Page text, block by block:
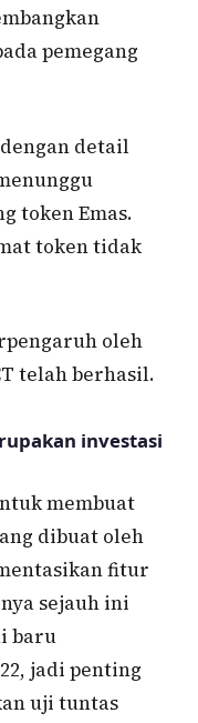
pemegang
detail
token Emas.
token tidak
oleh
telah berhasil.
investasi
membuat
dibuat oleh
fitur
sejauh ini
baru
jadi penting
uji tuntas